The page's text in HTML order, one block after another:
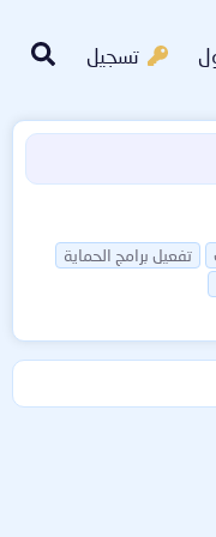
تسجيل
تفعيل برامج الحماية